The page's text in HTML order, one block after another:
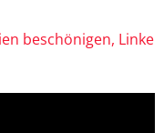
beschönigen, Linke